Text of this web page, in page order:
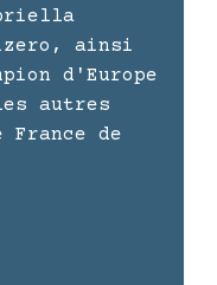
ainsi
d'Europe
autres
France de